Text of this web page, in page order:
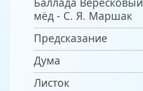
мёд - С. Я. Маршак
Предсказание
Дума
Листок